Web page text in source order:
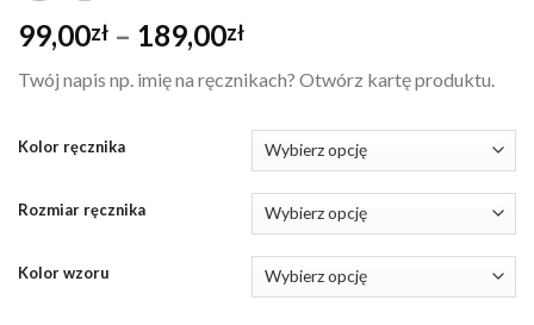
99,00zł – 189,00złZakres
od
do
189,00zł
Twój napis np. imię na ręcznikach? Otwórz kartę produktu.
Kolor ręcznika
Rozmiar ręcznika
Kolor wzoru